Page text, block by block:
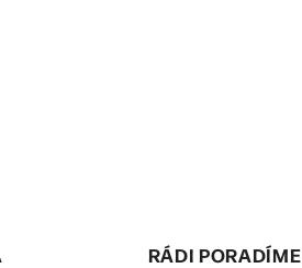
RÁDI PORADÍME